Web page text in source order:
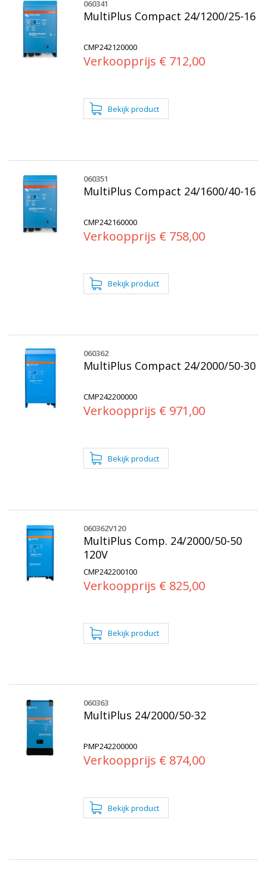
MultiPlus Compact 24/1200/25-16
CMP242120000
Verkoopprijs € 712,00
060341
MultiPlus Compact 24/1600/40-16
CMP242160000
Verkoopprijs € 758,00
060351
MultiPlus Compact 24/2000/50-30
CMP242200000
Verkoopprijs € 971,00
060362
MultiPlus Comp. 24/2000/50-50
120V
CMP242200100
Verkoopprijs € 825,00
060362V120
MultiPlus 24/2000/50-32
PMP242200000
Verkoopprijs € 874,00
060363